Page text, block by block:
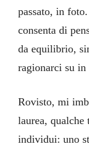
passato, in
consenta di
da equilibrio,
ragionarci su in
Rovisto, mi
laurea,
individui: uno